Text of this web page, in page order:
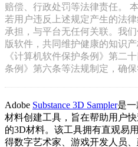
赔偿、行政处罚等法律责任。
若用户违反上述规定产生的法
承担，与平台无任何关联。我
版软件，共同维护健康的知识
《计算机软件保护条例》第二
条例》第六条等法规制定，确
Adobe Substance 3D Sampler是一
材料创建工具，旨在帮助用户快
的3D材料。该工具拥有直观
得数字艺术家、游戏开发人员